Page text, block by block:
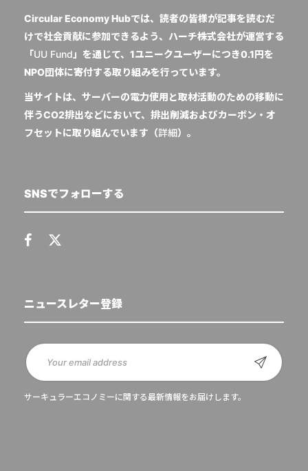
Circular Economy Hubでは、読者の皆様が記事を読むだ
けで社会貢献に参加できるよう、ハーチ株式会社が運営する
「UU Fund」を通じて、1ユニークユーザーにつき0.1円を
NPO団体に寄付する取り組みを行っています。
当サイトは、サーバーの電力使用と取材活動のための移動に
伴うCO2排出などにおいて、排出削減およびカーボン・オ
フセットに取り組んでいます（詳細）。
SNSでフォローする
ニュースレター登録
サーキュラーエコノミーに関する最新情報をお届けします。